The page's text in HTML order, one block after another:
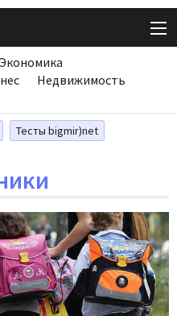
Экономика
Недвижимость
Тесты bigmir)net